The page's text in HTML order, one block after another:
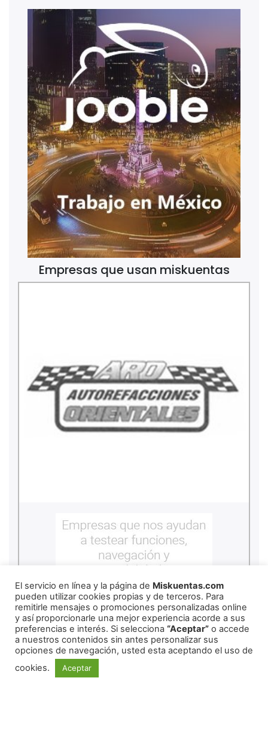
Empresas que usan miskuentas
El servicio en línea y la página de Miskuentas.com
pueden utilizar cookies propias y de terceros. Para
remitirle mensajes o promociones personalizadas online
y así proporcionarle una mejor experiencia acorde a sus
preferencias e interés. Si selecciona “Aceptar” o accede
a nuestros contenidos sin antes personalizar sus
opciones de navegación, usted esta aceptando el uso de
cookies.
Aceptar